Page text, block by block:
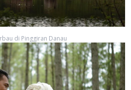
di Pinggiran Danau